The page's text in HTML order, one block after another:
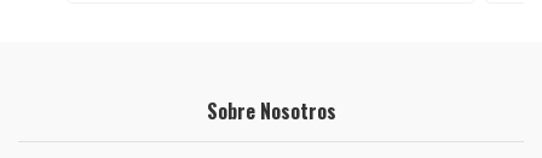
Sobre Nosotros